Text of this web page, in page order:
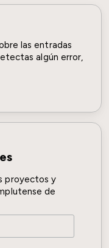
y Astray
Ver detalles
Ver detalles
las entradas
algún error,
proyectos y
de